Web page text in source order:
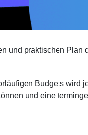
und praktischen Plan
Budgets wird
und eine